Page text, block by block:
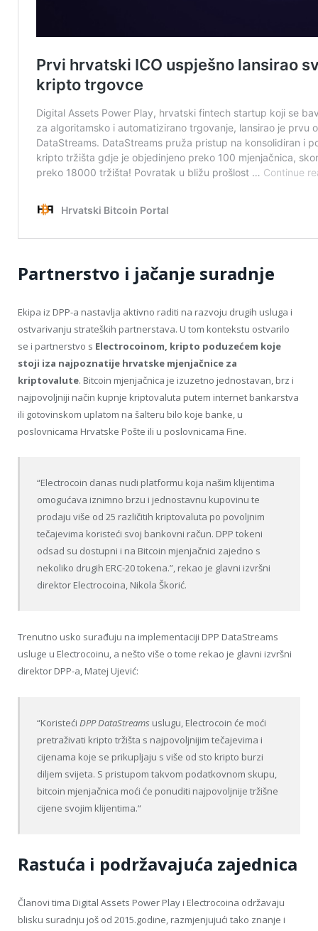
Partnerstvo i jačanje suradnje
Ekipa iz DPP-a nastavlja aktivno raditi na razvoju drugih usluga i
ostvarivanju strateških partnerstava. U tom kontekstu ostvarilo
se i partnerstvo s Electrocoinom, kripto poduzećem koje
stoji iza najpoznatije hrvatske mjenjačnice za
kriptovalute. Bitcoin mjenjačnica je izuzetno jednostavan, brz i
najpovoljniji način kupnje kriptovaluta putem internet bankarstva
ili gotovinskom uplatom na šalteru bilo koje banke, u
poslovnicama Hrvatske Pošte ili u poslovnicama Fine.
“Electrocoin danas nudi platformu koja našim klijentima
omogućava iznimno brzu i jednostavnu kupovinu te
prodaju više od 25 različitih kriptovaluta po povoljnim
tečajevima koristeći svoj bankovni račun. DPP tokeni
odsad su dostupni i na Bitcoin mjenjačnici zajedno s
nekoliko drugih ERC-20 tokena.”, rekao je glavni izvršni
direktor Electrocoina, Nikola Škorić.
Trenutno usko surađuju na implementaciji DPP DataStreams
usluge u Electrocoinu, a nešto više o tome rekao je glavni izvršni
direktor DPP-a, Matej Ujević:
“KoristećiDPP DataStreams uslugu, Electrocoin će moći
pretraživati kripto tržišta s najpovoljnijim tečajevima i
cijenama koje se prikupljaju s više od sto kripto burzi
diljem svijeta. S pristupom takvom podatkovnom skupu,
bitcoin mjenjačnica moći će ponuditi najpovoljnije tržišne
cijene svojim klijentima.“
Rastuća i podržavajuća zajednica
Članovi tima Digital Assets Power Play i Electrocoina održavaju
blisku suradnju još od 2015.godine, razmjenjujući tako znanje i